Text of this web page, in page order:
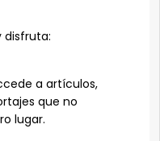
disfruta:
a artículos,
que no
lugar.